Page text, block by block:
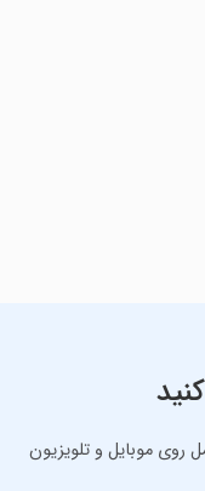
روی موبایل و تلویزیون